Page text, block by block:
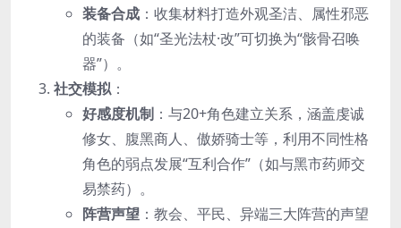
装备合成 ：收集材料打造外观圣洁、属性邪恶
的装备（如“圣光法杖·改”可切换为“骸骨召唤
器”）。
社交模拟：
好感度机制 ：与20+角色建立关系，涵盖虔诚
修女、腹黑商人、傲娇骑士等，利用不同性格
角色的弱点发展“互利合作”（如与黑市药师交
易禁药）。
阵营声望 ：教会、平民、异端三大阵营的声望